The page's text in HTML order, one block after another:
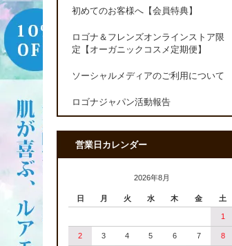
初めてのお客様へ【会員特典】
ロゴナ＆フレンズオンラインストア限
定【オーガニックコスメ定期便】
ソーシャルメディアのご利用について
ロゴナジャパン活動報告
営業日カレンダー
2026年8月
日 月 火 水 木 金 土
1
2 3 4 5 6 7 8